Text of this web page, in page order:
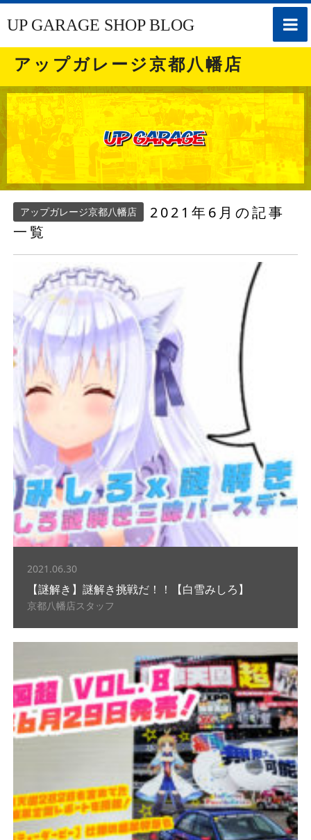
toggle
UP GARAGE SHOP BLOG
アップガレージ京都八幡店
アップガレージ京都八幡店
2021年6月の記事
一覧
2021.06.30
【謎解き】謎解き挑戦だ！！【白雪みしろ】
京都八幡店スタッフ